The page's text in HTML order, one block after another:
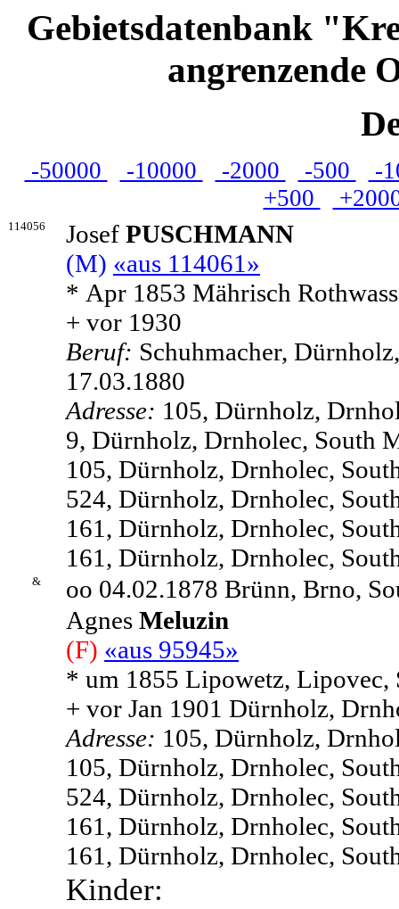
Gebietsdatenbank
angrenzende
-50000 -10000 -2000 -500
-
+500
114056 Josef PUSCHMANN
(M) «aus 114061»
* Apr 1853 Mährisch
+ vor 1930
Beruf: Schuhmacher,
17.03.1880
Adresse: 105, Dürnholz,
9, Dürnholz, Drnholec, South
105, Dürnholz, Drnholec,
524, Dürnholz, Drnholec,
161, Dürnholz, Drnholec,
161, Dürnholz, Drnholec,
&
oo 04.02.1878 Brünn, Brno,
Agnes Meluzin
(F) «aus 95945»
* um 1855 Lipowetz, Lipovec,
+ vor Jan 1901 Dürnholz,
Adresse: 105, Dürnholz,
105, Dürnholz, Drnholec,
524, Dürnholz, Drnholec,
161, Dürnholz, Drnholec,
161, Dürnholz, Drnholec,
Kinder: